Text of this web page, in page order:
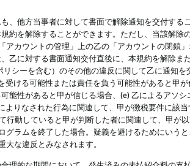
、他方当事者に対して書面で解除通知を交付する
を解除することができます。ただし、当該解除
カウントの管理」上の乙の「アカウントの閉鎖
乙に対する書面通知交付直後に、本規約を解除ま
シーを含む）のその他の違反に関して乙に通知を
ける可能性または責任を負う可能性があると甲
能性があると甲が信じる場合、(e) 乙によるアソシ
りなされた行為に関連して、甲が徴税要件に該
動していると甲が判断した者に関連して、甲が
グラムを終了した場合。疑義を避けるためにいう
な違反とみなされます。